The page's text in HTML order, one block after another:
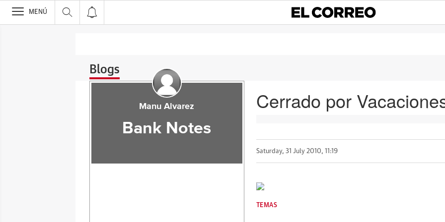
>
MENÚ
Blogs
Cerrado por
Saturday, 31 July 2010, 11:19
TEMAS
Manu Alvarez
Bank Notes